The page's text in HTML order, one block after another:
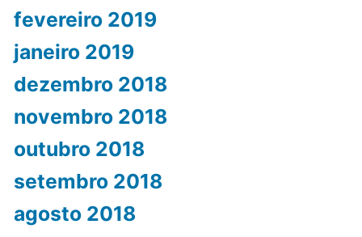
fevereiro 2019
janeiro 2019
dezembro 2018
novembro 2018
outubro 2018
setembro 2018
agosto 2018